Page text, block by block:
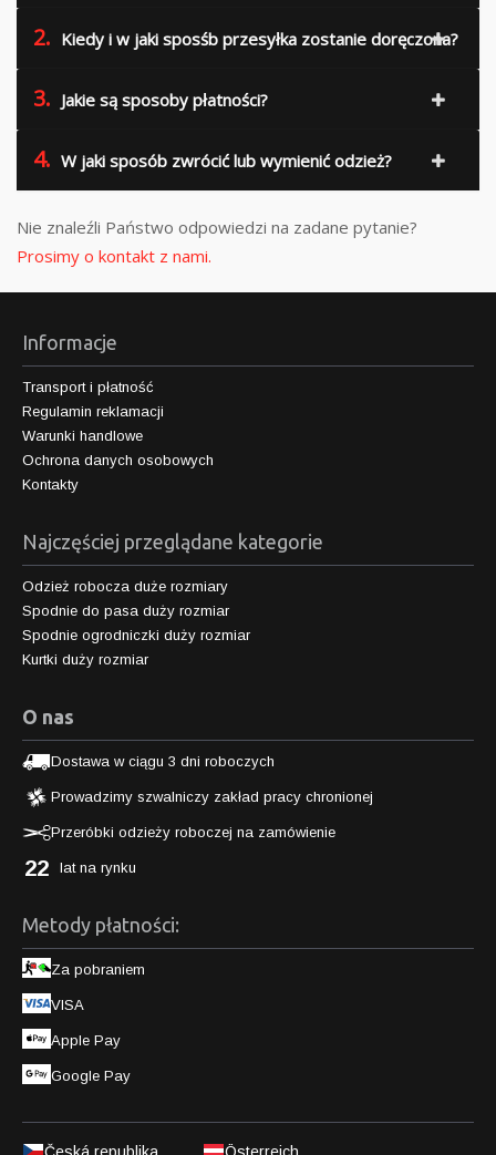
2. Kiedy i w jaki sposśb przesyłka zostanie doręczona?
3. Jakie są sposoby płatności?
4. W jaki sposób zwrócić lub wymienić odzież?
Nie znaleźli Państwo odpowiedzi na zadane pytanie?
Prosimy o kontakt z nami.
Informacje
Transport i płatność
Regulamin reklamacji
Warunki handlowe
Ochrona danych osobowych
Kontakty
Najczęściej przeglądane kategorie
Odzież robocza duże rozmiary
Spodnie do pasa duży rozmiar
Spodnie ogrodniczki duży rozmiar
Kurtki duży rozmiar
O nas
Dostawa w ciągu 3 dni roboczych
Prowadzimy szwalniczy zakład pracy chronionej
Przeróbki odzieży roboczej na zamówienie
22 lat na rynku
Metody płatności:
Za pobraniem
VISA
Apple Pay
Google Pay